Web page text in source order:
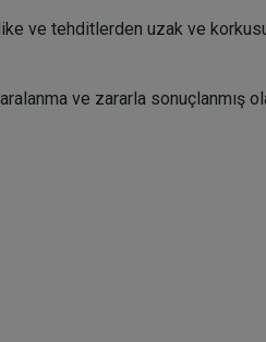
ve tehditlerden uzak ve
ve zararla sonuçlanmış